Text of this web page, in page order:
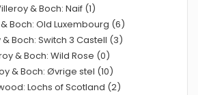
& Boch: Naif (1)
Boch: Old Luxembourg (6)
Boch: Switch 3 Castell (3)
& Boch: Wild Rose (0)
& Boch: Øvrige stel (10)
Lochs of Scotland (2)